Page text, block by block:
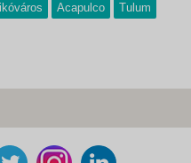
Acapulco
Tulum